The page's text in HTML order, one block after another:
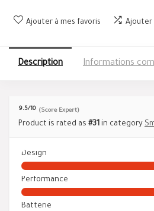
Ajouter à mes favoris Ajouter
Description Informations
9.5/10 (Score Expert)
Product is rated as #31 in category
Design
Performance
Batterie